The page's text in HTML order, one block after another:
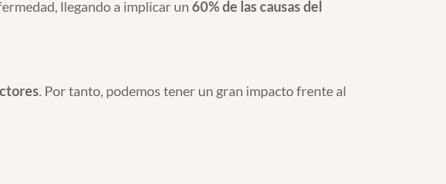
llegando a implicar un 60% de las causas del
. Por tanto, podemos tener un gran impacto frente al